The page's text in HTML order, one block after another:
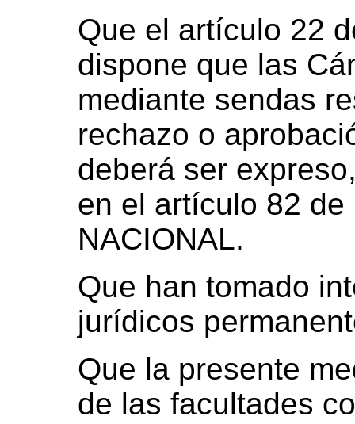
Que el artículo 22
dispone que las
mediante sendas
rechazo o
deberá ser
en el artículo 82 de
NACIONAL.
Que han tomado
jurídicos
Que la presente
de las facultades